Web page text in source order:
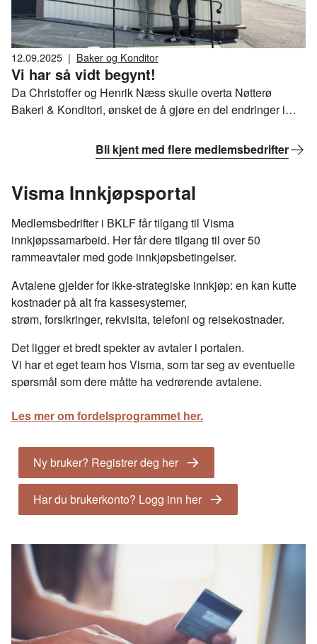
12.09.2025 | Baker og Konditor
Vi har så vidt begynt!
Da Christoffer og Henrik Næss skulle overta Nøtterø
Bakeri & Konditori, ønsket de å gjøre en del endringer i
strømkrise, går bakeriet nå bedre enn noen gang, og er en
av tre finalister i Årets Bakeri 2025
Bli kjent med flere medlemsbedrifter
Visma Innkjøpsportal
Medlemsbedrifter i BKLF får tilgang til Visma
innkjøpssamarbeid. Her får dere tilgang til over 50
rammeavtaler med gode innkjøpsbetingelser.
Avtalene gjelder for ikke-strategiske innkjøp: en kan kutte
kostnader på alt fra kassesystemer,
strøm, forsikringer, rekvisita, telefoni og reisekostnader.
Det ligger et bredt spekter av avtaler i portalen.
Vi har et eget team hos Visma, som tar seg av eventuelle
spørsmål som dere måtte ha vedrørende avtalene.
Les mer om fordelsprogrammet her.
Ny bruker? Registrer deg her
Har du brukerkonto? Logg inn her